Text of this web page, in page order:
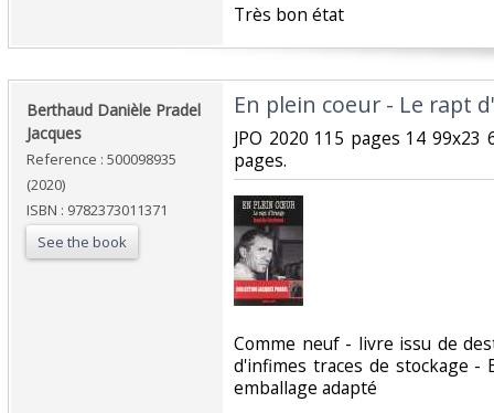
‎Très bon état‎
‎Berthaud Danièle Pradel
Jacques‎
Reference : 500098935
(2020)
ISBN : 9782373011371
See the book
‎En plein coeur - Le rapt
‎JPO 2020 115 pages 14 99x23
pages.‎
‎Comme neuf - livre issu de
d'infimes traces de stockage -
emballage adapté‎